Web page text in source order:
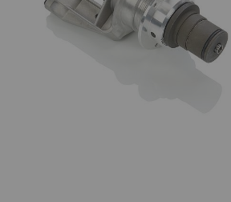
Name
rieter_cookie_consent
interagieren,
Cookies werden